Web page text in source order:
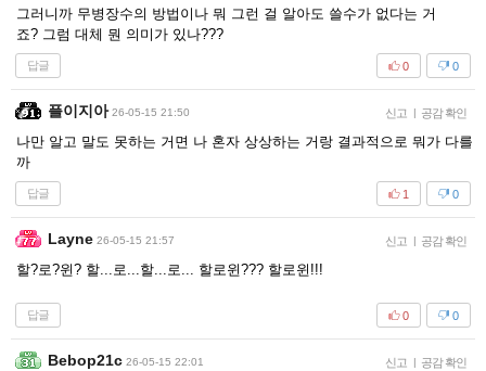
그러니까 무병장수의 방법이나 뭐 그런 걸 알아도 쓸수가 없다는 거
죠? 그럼 대체 뭔 의미가 있나???
답글 0
0
플이지아 26-05-15 21:50 신고 | 공감 확인
나만 알고 말도 못하는 거면 나 혼자 상상하는 거랑 결과적으로 뭐가 다를
까
답글 0
1
Layne 26-05-15 21:57 신고 | 공감 확인
할?로?윈? 할...로...할...로... 할로윈??? 할로윈!!!
답글 0
0
Bebop21c 26-05-15 22:01 신고 | 공감 확인